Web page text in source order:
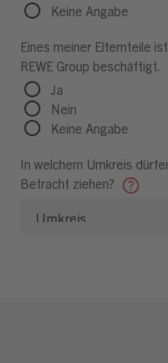
Keine Angabe
Eines meiner Elternteile
REWE Group beschäftigt.
Ja
Nein
Keine Angabe
In welchem Umkreis
Betracht ziehen?